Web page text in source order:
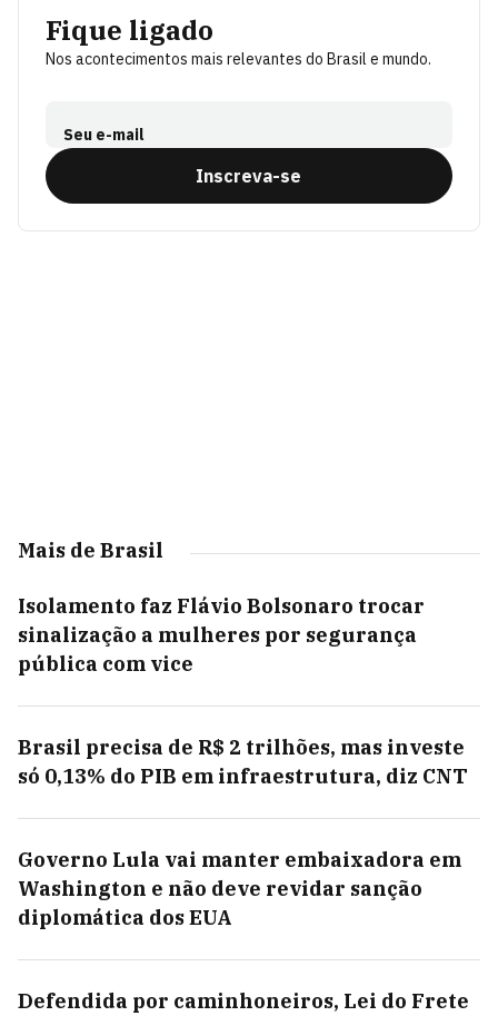
Fique ligado
Nos acontecimentos mais relevantes do Brasil e mundo.
Seu e-mail
Inscreva-se
Mais de Brasil
Isolamento faz Flávio Bolsonaro trocar
sinalização a mulheres por segurança
pública com vice
Brasil precisa de R$ 2 trilhões, mas investe
só 0,13% do PIB em infraestrutura, diz CNT
Governo Lula vai manter embaixadora em
Washington e não deve revidar sanção
diplomática dos EUA
Defendida por caminhoneiros, Lei do Frete